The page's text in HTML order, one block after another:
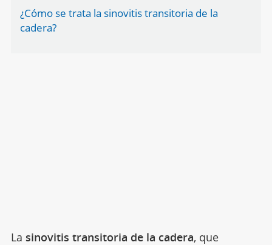
¿Cómo se trata la sinovitis transitoria de la
cadera?
La sinovitis transitoria de la cadera, que